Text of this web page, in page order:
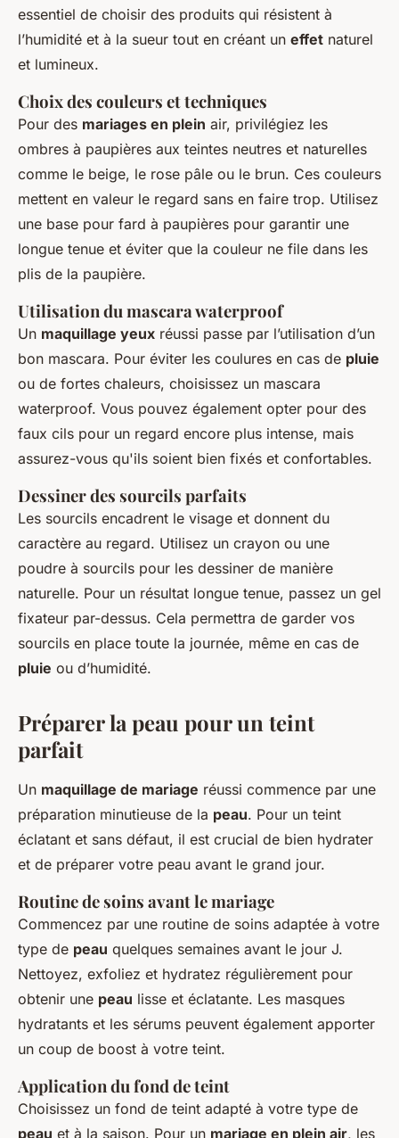
essentiel de choisir des produits qui résistent à
l’humidité et à la sueur tout en créant un effet naturel
et lumineux.
Choix des couleurs et techniques
Pour des mariages en plein air, privilégiez les
ombres à paupières aux teintes neutres et naturelles
comme le beige, le rose pâle ou le brun. Ces couleurs
mettent en valeur le regard sans en faire trop. Utilisez
une base pour fard à paupières pour garantir une
longue tenue et éviter que la couleur ne file dans les
plis de la paupière.
Utilisation du mascara waterproof
Un maquillage yeux réussi passe par l’utilisation d’un
bon mascara. Pour éviter les coulures en cas de pluie
ou de fortes chaleurs, choisissez un mascara
waterproof. Vous pouvez également opter pour des
faux cils pour un regard encore plus intense, mais
assurez-vous qu'ils soient bien fixés et confortables.
Dessiner des sourcils parfaits
Les sourcils encadrent le visage et donnent du
caractère au regard. Utilisez un crayon ou une
poudre à sourcils pour les dessiner de manière
naturelle. Pour un résultat longue tenue, passez un gel
fixateur par-dessus. Cela permettra de garder vos
sourcils en place toute la journée, même en cas de
pluie ou d’humidité.
Préparer la peau pour un teint
parfait
Un maquillage de mariage réussi commence par une
préparation minutieuse de la peau. Pour un teint
éclatant et sans défaut, il est crucial de bien hydrater
et de préparer votre peau avant le grand jour.
Routine de soins avant le mariage
Commencez par une routine de soins adaptée à votre
type de peau quelques semaines avant le jour J.
Nettoyez, exfoliez et hydratez régulièrement pour
obtenir une peau lisse et éclatante. Les masques
hydratants et les sérums peuvent également apporter
un coup de boost à votre teint.
Application du fond de teint
Choisissez un fond de teint adapté à votre type de
peau et à la saison. Pour un mariage en plein air, les